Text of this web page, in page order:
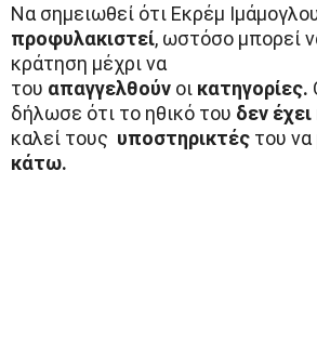
Να σημειωθεί ότι Εκρέμ
προφυλακιστεί, ωστόσο μπορεί
κράτηση μέχρι να
του απαγγελθούν οι κατηγορίες.
δήλωσε ότι το ηθικό του δεν
καλεί τους υποστηρικτές του να
κάτω.